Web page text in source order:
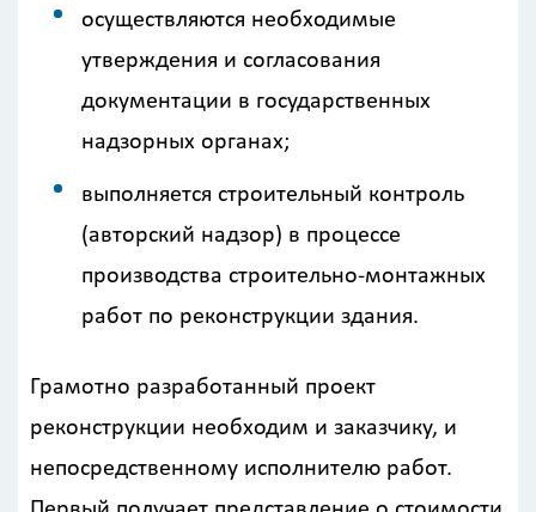
осуществляются необходимые
утверждения и согласования
документации в государственных
надзорных органах;
выполняется строительный контроль
(авторский надзор) в процессе
производства строительно-монтажных
работ по реконструкции здания.
Грамотно разработанный проект
реконструкции необходим и заказчику, и
непосредственному исполнителю работ.